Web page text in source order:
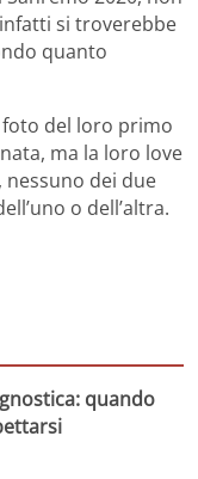
si troverebbe
quanto
del loro primo
ma la loro love
dei due
o dell’altra.
quando